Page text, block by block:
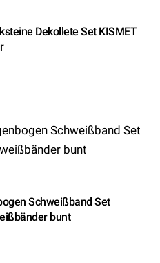
Dekollete Set KISMET
Schweißband Set
bunt